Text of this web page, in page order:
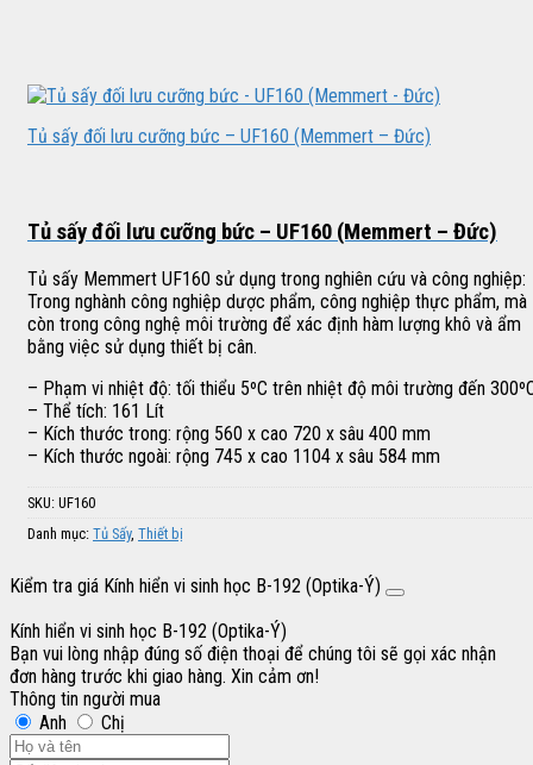
Tủ sấy đối lưu cưỡng bức – UF160 (Memmert – Đức)
Tủ sấy đối lưu cưỡng bức – UF160 (Memmert – Đức)
Tủ sấy Memmert UF160 sử dụng trong nghiên cứu và công nghiệp:
Trong nghành công nghiệp dược phẩm, công nghiệp thực phẩm, mà
còn trong công nghệ môi trường để xác định hàm lượng khô và ẩm
bằng việc sử dụng thiết bị cân.
– Phạm vi nhiệt độ: tối thiểu 5ºC trên nhiệt độ môi trường đến
– Thể tích: 161 Lít
– Kích thước trong: rộng 560 x cao 720 x sâu 400 mm
– Kích thước ngoài: rộng 745 x cao 1104 x sâu 584 mm
SKU: UF160
Danh mục: Tủ Sấy, Thiết bị
Kiểm tra giá Kính hiển vi sinh học B-192 (Optika-Ý)
Kính hiển vi sinh học B-192 (Optika-Ý)
Bạn vui lòng nhập đúng số điện thoại để chúng tôi sẽ gọi xác nhận
đơn hàng trước khi giao hàng. Xin cảm ơn!
Thông tin người mua
Anh
Chị